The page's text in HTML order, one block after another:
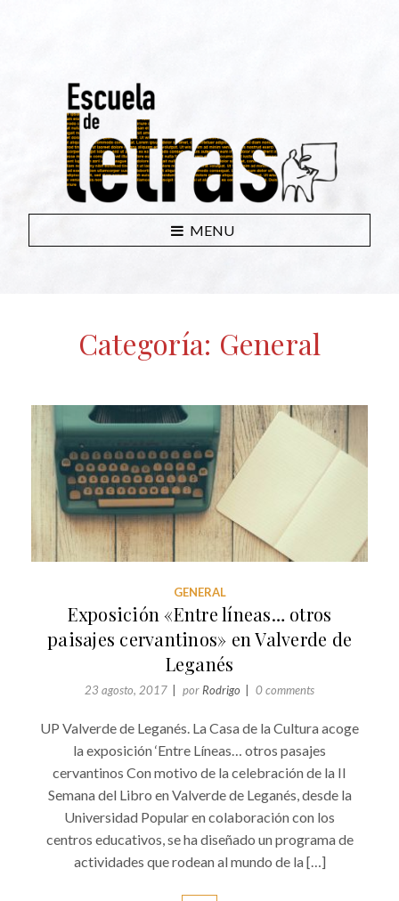
MENU
Categoría: General
GENERAL
Exposición «Entre líneas… otros
paisajes cervantinos» en Valverde de
Leganés
23 agosto, 2017 por Rodrigo 0 comments
UP Valverde de Leganés. La Casa de la Cultura acoge
la exposición ‘Entre Líneas… otros pasajes
cervantinos Con motivo de la celebración de la II
Semana del Libro en Valverde de Leganés, desde la
Universidad Popular en colaboración con los
centros educativos, se ha diseñado un programa de
actividades que rodean al mundo de la […]